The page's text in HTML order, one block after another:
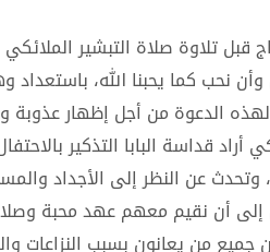
تلاوة صلاة التبشير الملائكي
وأن نحب كما يحبنا الله،
الدعوة من أجل إظهار عذوبة
عن النظر إلى الأجداد
أن نقيم معهم عهد محبة
جميع من يعانون بسبب النزاعات